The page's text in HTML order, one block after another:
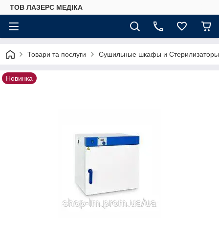
ТОВ ЛАЗЕРС МЕДІКА
Товари та послуги Сушильные шкафы и Стерилизаторы
Новинка